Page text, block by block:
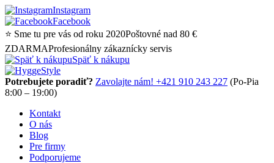
Instagram
Facebook
⭐ Sme tu pre vás od roku 2020Poštovné nad 80 €
ZDARMAProfesionálny zákaznícky servis
Späť k nákupu
Potrebujete poradiť? Zavolajte nám! +421 910 243 227 (Po-Pia
8:00 – 19:00)
Kontakt
O nás
Blog
Pre firmy
Podporujeme